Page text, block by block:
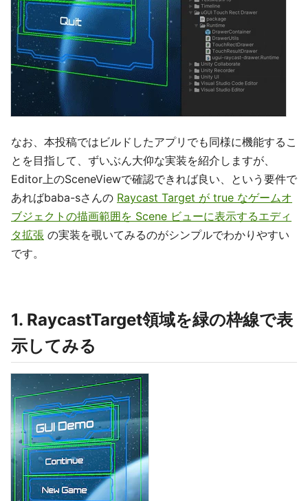
なお、本投稿ではビルドしたアプリでも同様に機能するこ
とを目指して、ずいぶん大仰な実装を紹介しますが、
Editor上のSceneViewで確認できれば良い、という要件で
あればbaba-sさんの Raycast Target が true なゲームオ
ブジェクトの描画範囲を Scene ビューに表示するエディ
タ拡張 の実装を覗いてみるのがシンプルでわかりやすい
です。
1. RaycastTarget領域を緑の枠線で表
示してみる